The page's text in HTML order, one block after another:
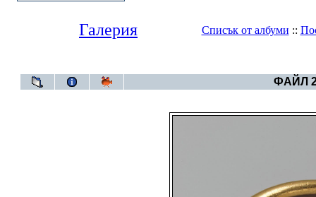
Галерия Списък от албуми ::
ФАЙЛ